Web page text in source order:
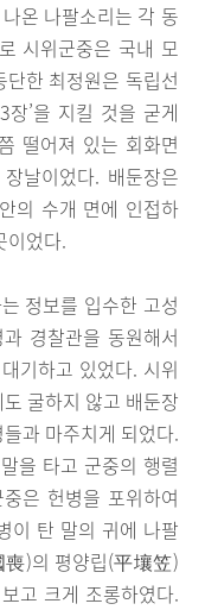
온 나팔소리는 각 동
시위군중은 국내 모
한 최정원은 독립선
장’을 지킬 것을 굳게
떨어져 있는 회화면
날이었다. 배둔장은
의 수개 면에 인접하
이었다.
정보를 입수한 고성
경찰관을 동원해서
기하고 있었다. 시위
굴하지 않고 배둔장
과 마주치게 되었다.
을 타고 군중의 행렬
은 헌병을 포위하여
이 탄 말의 귀에 나팔
喪)의 평양립(平壤笠)
고 크게 조롱하였다.